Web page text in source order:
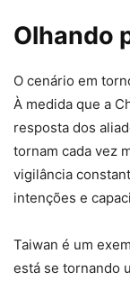
Olhando
O cenário em
À medida que a
resposta dos
tornam cada vez
vigilância
intenções e
Taiwan é um
está se tornando